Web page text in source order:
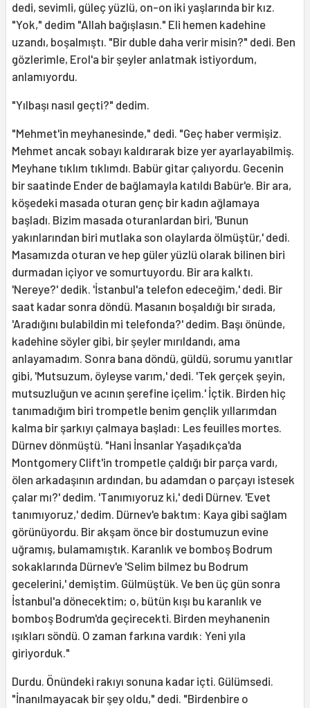
dedi, sevimli, güleç yüzlü, on-on iki yaşlarında bir kız.
"Yok," dedim "Allah bağışlasın." Eli hemen kadehine
uzandı, boşalmıştı. "Bir duble daha verir misin?" dedi. Ben
gözlerimle, Erol'a bir şeyler anlatmak istiyordum,
anlamıyordu.
"Yılbaşı nasıl geçti?" dedim.
"Mehmet'in meyhanesinde," dedi. "Geç haber vermişiz.
Mehmet ancak sobayı kaldırarak bize yer ayarlayabilmiş.
Meyhane tıklım tıklımdı. Babür gitar çalıyordu. Gecenin
bir saatinde Ender de bağlamayla katıldı Babür'e. Bir ara,
köşedeki masada oturan genç bir kadın ağlamaya
başladı. Bizim masada oturanlardan biri, 'Bunun
yakınlarından biri mutlaka son olaylarda ölmüştür,' dedi.
Masamızda oturan ve hep güler yüzlü olarak bilinen biri
durmadan içiyor ve somurtuyordu. Bir ara kalktı.
'Nereye?' dedik. 'İstanbul'a telefon edeceğim,' dedi. Bir
saat kadar sonra döndü. Masanın boşaldığı bir sırada,
'Aradığını bulabildin mi telefonda?' dedim. Başı önünde,
kadehine söyler gibi, bir şeyler mırıldandı, ama
anlayamadım. Sonra bana döndü, güldü, sorumu yanıtlar
gibi, 'Mutsuzum, öyleyse varım,' dedi. 'Tek gerçek şeyin,
mutsuzluğun ve acının şerefine içelim.' İçtik. Birden hiç
tanımadığım biri trompetle benim gençlik yıllarımdan
kalma bir şarkıyı çalmaya başladı: Les feuilles mortes.
Dürnev dönmüştü. "Hani İnsanlar Yaşadıkça'da
Montgomery Clift'in trompetle çaldığı bir parça vardı,
ölen arkadaşının ardından, bu adamdan o parçayı istesek
çalar mı?' dedim. 'Tanımıyoruz ki,' dedi Dürnev. 'Evet
tanımıyoruz,' dedim. Dürnev'e baktım: Kaya gibi sağlam
görünüyordu. Bir akşam önce bir dostumuzun evine
uğramış, bulamamıştık. Karanlık ve bomboş Bodrum
sokaklarında Dürnev'e 'Selim bilmez bu Bodrum
gecelerini,' demiştim. Gülmüştük. Ve ben üç gün sonra
İstanbul'a dönecektim; o, bütün kışı bu karanlık ve
bomboş Bodrum'da geçirecekti. Birden meyhanenin
ışıkları söndü. O zaman farkına vardık: Yeni yıla
giriyorduk."
Durdu. Önündeki rakıyı sonuna kadar içti. Gülümsedi.
"İnanılmayacak bir şey oldu," dedi. "Birdenbire o